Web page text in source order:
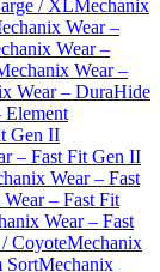
/ XLMechanix
Wear –
Wear –
Wear –
Wear – DuraHide
Element
Gen II
– Fast Fit Gen II
Wear – Fast
– Fast Fit
Wear – Fast
CoyoteMechanix
SortMechanix